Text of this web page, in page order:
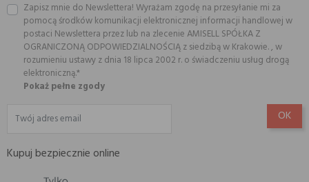
Zapisz mnie do Newslettera! Wyrażam zgodę na przesyłanie mi za
pomocą środków komunikacji elektronicznej informacji handlowej w
postaci Newslettera przez lub na zlecenie AMISELL SPÓŁKA Z
OGRANICZONĄ ODPOWIEDZIALNOŚCIĄ z siedzibą w Krakowie. , w
rozumieniu ustawy z dnia 18 lipca 2002 r. o świadczeniu usług drogą
elektroniczną.*
Pokaż pełne zgody
Kupuj bezpiecznie online